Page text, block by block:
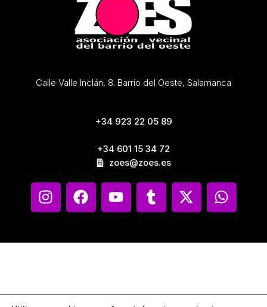
Calle Valle Inclán, 8. Barrio del Oeste, Salamanca
+34 923 22 05 89
+34 601 15 34 72
zoes@zoes.es